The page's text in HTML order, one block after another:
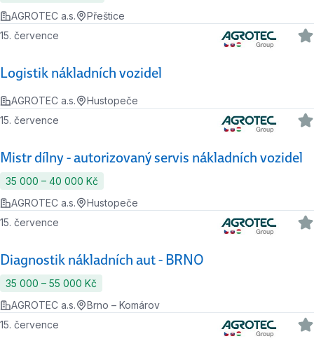
AGROTEC a.s.
Přeštice
Logistik nákladních vozidel
15. července
AGROTEC a.s. Hustopeče
Mistr dílny - autorizovaný servis nákladních vozidel
15. července
35 000 ‍–‍ 40 000 Kč
AGROTEC a.s.
Hustopeče
Diagnostik nákladních aut - BRNO
15. července
35 000 ‍–‍ 55 000 Kč
AGROTEC a.s.
Brno – Komárov
15. července